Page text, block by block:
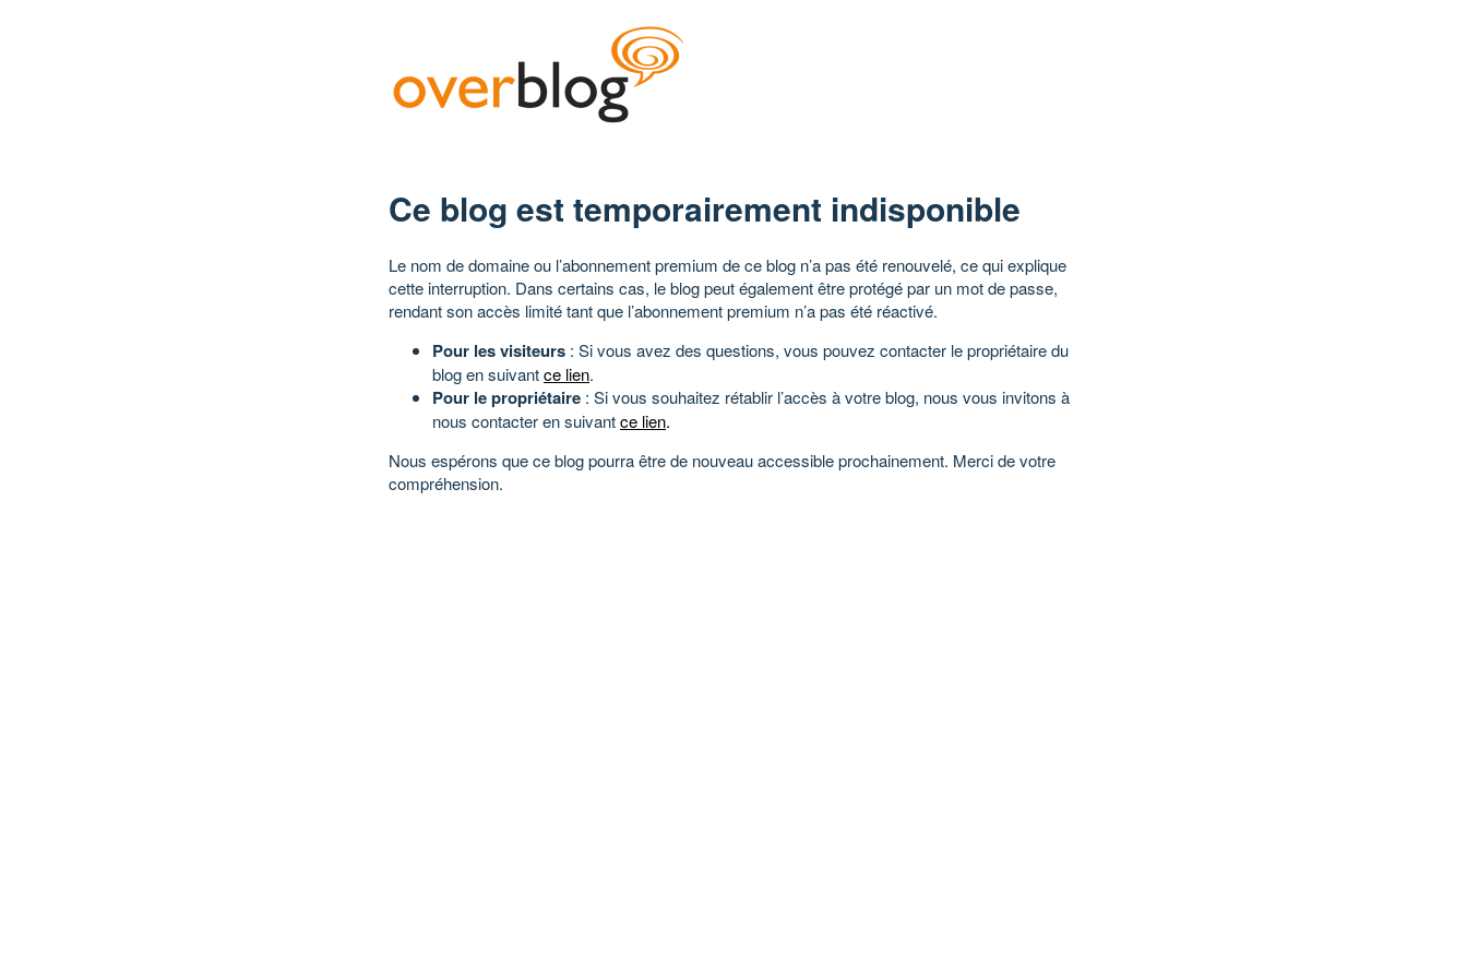
Ce blog est temporairement indisponible
Le nom de domaine ou l’abonnement premium de ce blog n’a pas été renouvelé, ce qui explique
cette interruption. Dans certains cas, le blog peut également être protégé par un mot de passe,
rendant son accès limité tant que l’abonnement premium n’a pas été réactivé.
Pour les visiteurs : Si vous avez des questions, vous pouvez contacter le propriétaire du
blog en suivantce lien.
Pour le propriétaire : Si vous souhaitez rétablir l’accès à votre blog, nous vous invitons à
nous contacter en suivantce lien.
Nous espérons que ce blog pourra être de nouveau accessible prochainement. Merci de votre
compréhension.